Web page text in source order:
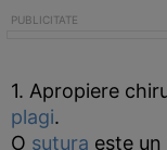
1. Apropiere
plagi.
O sutura este